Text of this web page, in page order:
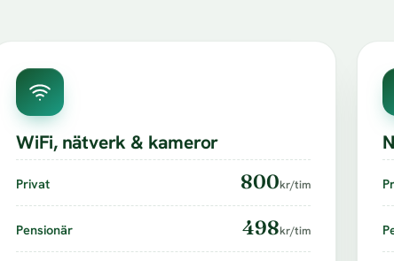
WiFi, nätverk & kameror
Privat 800kr/tim
Pensionär 498kr/tim